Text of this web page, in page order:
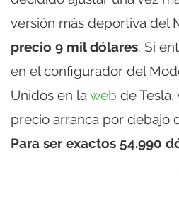
versión más deportiva del
precio 9 mil dólares. Si
en el configurador del
Unidos en la web de
precio arranca por debajo
Para ser exactos 54.990